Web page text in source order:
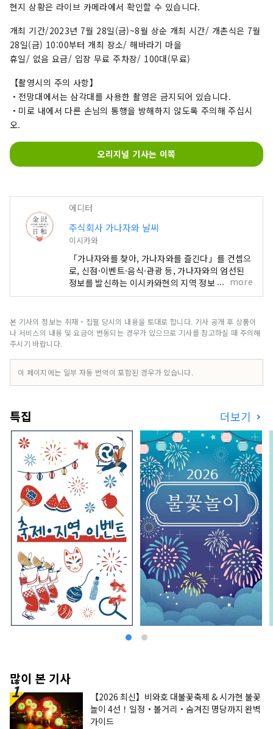
현지 상황은 라이브 카메라에서 확인할 수 있습니다.
개최 기간/2023년 7월 28일(금)~8월 상순 개최 시간/ 개촌식은 7월
28일(금) 10:00부터 개최 장소/ 해바라기 마을
휴일/ 없음 요금/ 입장 무료 주차장/ 100대(무료)
【촬영시의 주의 사항】
・전망대에서는 삼각대를 사용한 촬영은 금지되어 있습니다.
・미로 내에서 다른 손님의 통행을 방해하지 않도록 주의해 주십시
오.
오리지널 기사는 이쪽
에디터
주식회사 가나자와 날씨
이시카와
「가나자와를 찾아, 가나자와를 즐긴다」를 컨셉으
로, 신점·이벤트·음식·관광 등, 가나자와의 엄선된
정보를 발신하는 이시카와현의 지역 정보 사이트입
니다. 'SmartNews'나 'goo뉴스' 등 국내 미디어
어와 연계하여 이시카와현의 매력을 널리 전하고 있
습니다.
more
본 기사의 정보는 취재・집필 당시의 내용을 토대로 합니다. 기사 공개 후 상품이
나 서비스의 내용 및 요금이 변동되는 경우가 있으므로 기사를 참고하실 때 주의해
주시기 바랍니다.
이 페이지에는 일부 자동 번역이 포함된 경우가 있습니다.
특집 더보기
많이 본 기사
【2026 최신】비와호 대불꽃축제 & 시가현 불꽃
놀이 4선！일정・볼거리・숨겨진 명당까지 완벽
가이드